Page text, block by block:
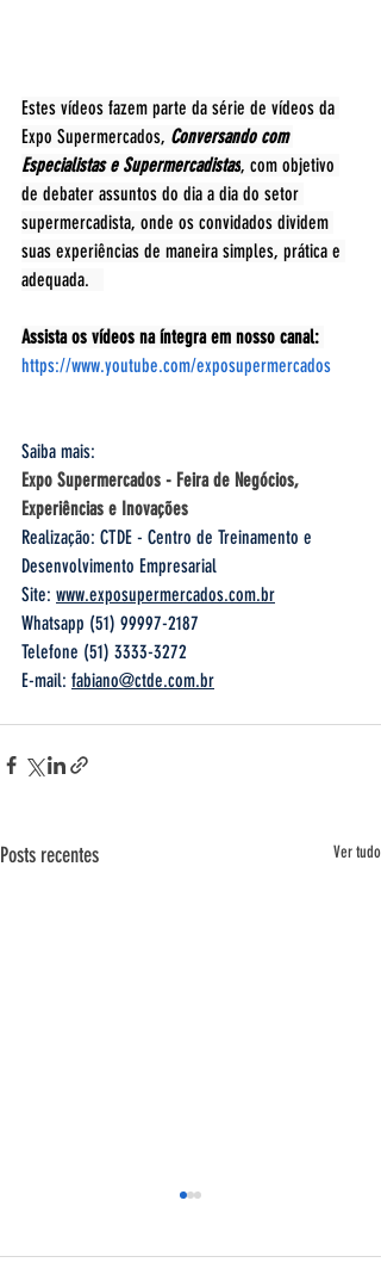
Estes vídeos fazem parte da série de vídeos da
Expo Supermercados, Conversando com
Especialistas e Supermercadistas, com objetivo
de debater assuntos do dia a dia do setor
supermercadista, onde os convidados dividem
suas experiências de maneira simples, prática e
adequada.
Assista os vídeos na íntegra em nosso canal:
https://www.youtube.com/exposupermercados
Saiba mais:
Expo Supermercados - Feira de Negócios,
Experiências e Inovações
Realização: CTDE - Centro de Treinamento e
Desenvolvimento Empresarial
Site: www.exposupermercados.com.br
Whatsapp (51) 99997-2187
Telefone (51) 3333-3272
E-mail: fabiano@ctde.com.br
Posts recentes Ver tudo